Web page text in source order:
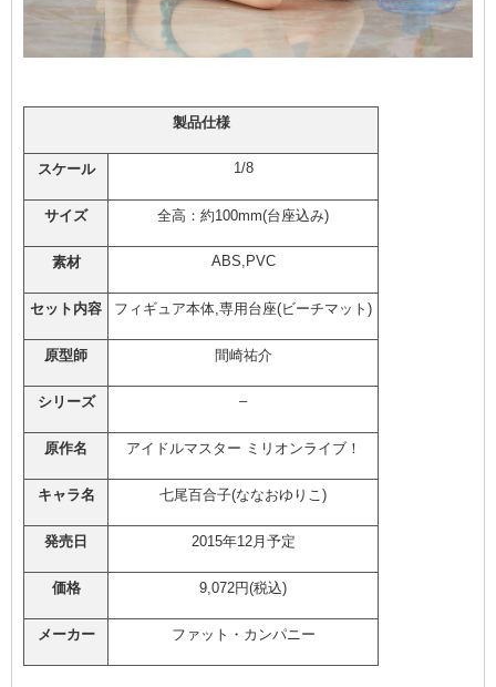
製品仕様
スケール 1/8
サイズ 全高：約100mm(台座込み)
素材 ABS,PVC
セット内容 フィギュア本体,専用台座(ビーチマット)
原型師 間崎祐介
シリーズ –
原作名 アイドルマスター ミリオンライブ！
キャラ名 七尾百合子(ななおゆりこ)
発売日 2015年12月予定
価格 9,072円(税込)
メーカー ファット・カンパニー